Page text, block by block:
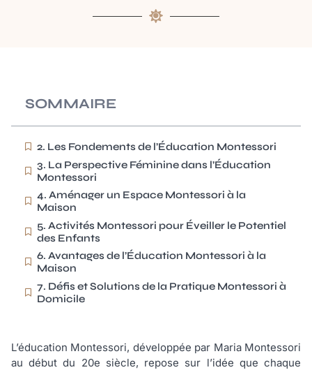
SOMMAIRE
2. Les Fondements de l’Éducation Montessori
3. La Perspective Féminine dans l’Éducation
Montessori
4. Aménager un Espace Montessori à la
Maison
5. Activités Montessori pour Éveiller le Potentiel
des Enfants
6. Avantages de l’Éducation Montessori à la
Maison
7. Défis et Solutions de la Pratique Montessori à
Domicile
L’éducation Montessori, développée par Maria Montessori
au début du 20e siècle, repose sur l’idée que chaque